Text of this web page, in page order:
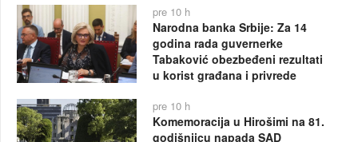
pre 10 h
Narodna banka Srbije: Za 14
godina rada guvernerke
Tabaković obezbeđeni rezultati
u korist građana i privrede
pre 10 h
Komemoracija u Hirošimi na 81.
godišnjicu napada SAD